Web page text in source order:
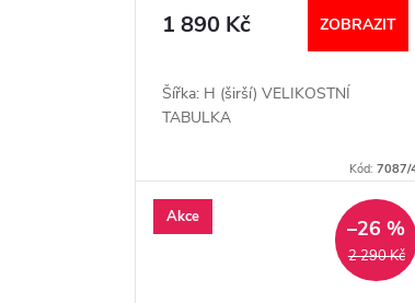
1 890 Kč ZOBRAZIT
Šířka: H (širší) VELIKOSTNÍ
TABULKA
Kód:7087/
Akce
2 290 Kč
–26 %